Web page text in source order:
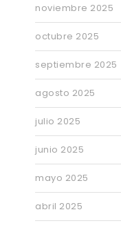
noviembre 2025
octubre 2025
septiembre 2025
agosto 2025
julio 2025
junio 2025
mayo 2025
abril 2025